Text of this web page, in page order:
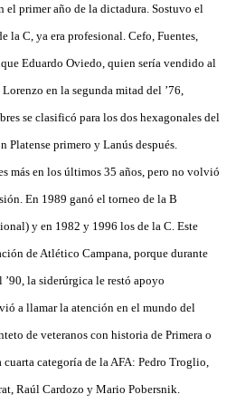
el primer año de la dictadura. Sostuvo el
la C, ya era profesional. Cefo, Fuentes,
Eduardo Oviedo, quien sería vendido al
en la segunda mitad del ’76,
se clasificó para los dos hexagonales del
Platense primero y Lanús después.
más en los últimos 35 años, pero no volvió
En 1989 ganó el torneo de la B
y en 1982 y 1996 los de la C. Este
de Atlético Campana, porque durante
’90, la siderúrgica le restó apoyo
a llamar la atención en el mundo del
de veteranos con historia de Primera o
categoría de la AFA: Pedro Troglio,
Raúl Cardozo y Mario Pobersnik.